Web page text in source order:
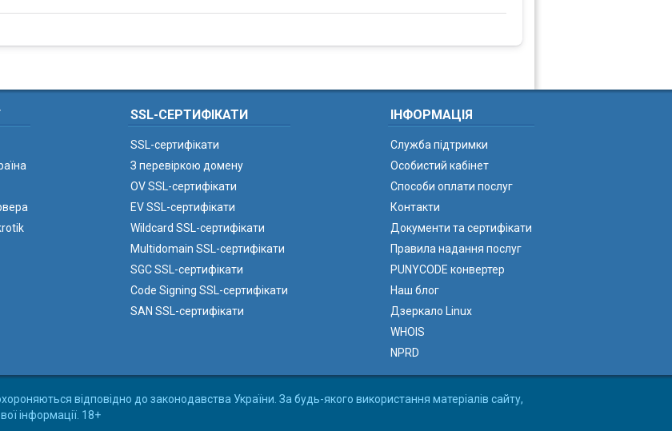
SSL-СЕРТИФІКАТИ
SSL-сертифікати
З перевіркою домену
OV SSL-сертифікати
EV SSL-сертифікати
Wildcard SSL-сертифікати
Multidomain SSL-сертифікати
SGC SSL-сертифікати
Code Signing SSL-сертифікати
SAN SSL-сертифікати
ІНФОРМАЦІЯ
Служба підтримки
Особистий кабінет
Способи оплати послуг
Контакти
Документи та сертифікати
Правила надання послуг
PUNYCODE конвертер
Наш блог
Дзеркало Linux
WHOIS
NPRD
відповідно до законодавства України. За будь-якого використання матеріалів сайту,
інформації. 18+